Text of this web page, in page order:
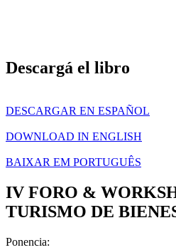
Descargá el libro
DESCARGAR EN ESPAÑOL
DOWNLOAD IN ENGLISH
BAIXAR EM PORTUGUÊS
IV FORO &
TURISMO DE
Ponencia: